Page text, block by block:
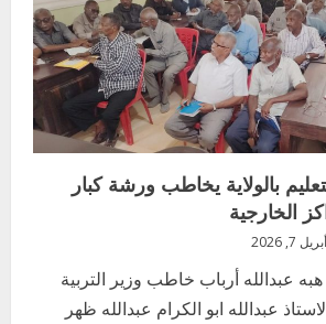
بالولاية يخاطب ورشة كبار
الخارجية
أبريل 7, 2026
مدني/٧/٤/٢٠٢٦ هبه عبدالله أرباب خاطب وزير التربية
عبدالله ابو الكرام عبدالله ظهر